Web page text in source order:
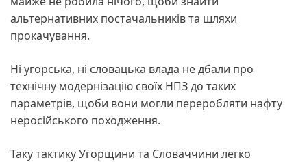
альтернативних постачальників та шляхи
прокачування.
Ні угорська, ні словацька влада не дбали про
технічну модернізацію своїх НПЗ до таких
параметрів, щоби вони могли переробляти нафту
неросійського походження.
Таку тактику Угорщини та Словаччини легко